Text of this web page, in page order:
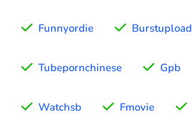
Funnyordie Burstupload
Tubepornchinese Gpb
Watchsb Fmovie